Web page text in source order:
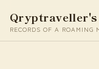
Qryptraveller's
RECORDS OF A ROAMING